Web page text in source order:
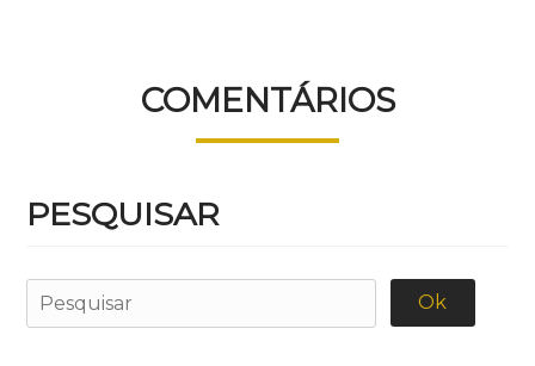
COMENTÁRIOS
PESQUISAR